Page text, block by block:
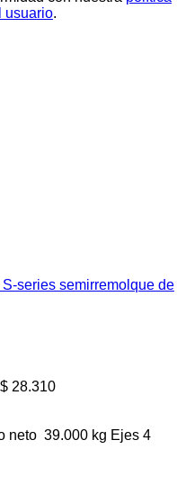
usuario.
S-series semirremolque de
28.310
neto 39.000 kg Ejes 4